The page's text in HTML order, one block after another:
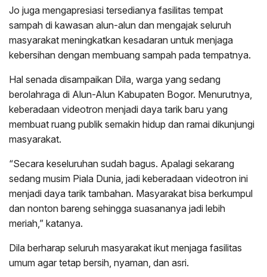
Jo juga mengapresiasi tersedianya fasilitas tempat
sampah di kawasan alun-alun dan mengajak seluruh
masyarakat meningkatkan kesadaran untuk menjaga
kebersihan dengan membuang sampah pada tempatnya.
Hal senada disampaikan Dila, warga yang sedang
berolahraga di Alun-Alun Kabupaten Bogor. Menurutnya,
keberadaan videotron menjadi daya tarik baru yang
membuat ruang publik semakin hidup dan ramai dikunjungi
masyarakat.
“Secara keseluruhan sudah bagus. Apalagi sekarang
sedang musim Piala Dunia, jadi keberadaan videotron ini
menjadi daya tarik tambahan. Masyarakat bisa berkumpul
dan nonton bareng sehingga suasananya jadi lebih
meriah,” katanya.
Dila berharap seluruh masyarakat ikut menjaga fasilitas
umum agar tetap bersih, nyaman, dan asri.